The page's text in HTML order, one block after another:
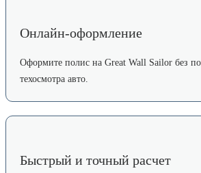
Онлайн-оформление
Оформите полис на Great Wall Sailor без
техосмотра авто.
Быстрый и точный расчет